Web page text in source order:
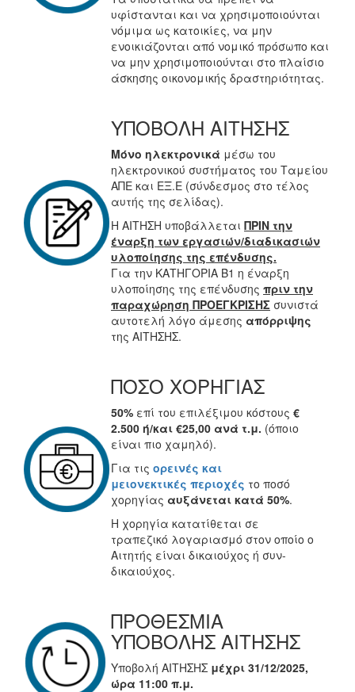
υφίστανται και να χρησιμοποιούνται
νόμιμα ως κατοικίες, να μην
ενοικιάζονται από νομικό πρόσωπο και
να μην χρησιμοποιούνται στο πλαίσιο
άσκησης οικονομικής δραστηριότητας.
ΥΠΟΒΟΛΗ ΑΙΤΗΣΗΣ
Μόνο ηλεκτρονικά μέσω του
ηλεκτρονικού συστήματος του Ταμείου
ΑΠΕ και ΕΞ.Ε (σύνδεσμος στο τέλος
αυτής της σελίδας).
Η ΑΙΤΗΣΗ υποβάλλεται ΠΡΙΝ την
έναρξη των εργασιών/διαδικασιών
υλοποίησης της επένδυσης.
Για την ΚΑΤΗΓΟΡΙΑ Β1 η έναρξη
υλοποίησης της επένδυσης πριν την
παραχώρηση ΠΡΟΕΓΚΡΙΣΗΣ συνιστά
αυτοτελή λόγο άμεσης απόρριψης
της ΑΙΤΗΣΗΣ.
ΠΟΣΟ ΧΟΡΗΓΙΑΣ
50% επί του επιλέξιμου κόστους €
2.500 ή/και €25,00 ανά τ.μ. (όποιο
είναι πιο χαμηλό).
Για τις ορεινές και
μειονεκτικές περιοχές το ποσό
χορηγίας αυξάνεται κατά 50%.
Η χορηγία κατατίθεται σε
τραπεζικό λογαριασμό στον οποίο ο
Αιτητής είναι δικαιούχος ή συν-
δικαιούχος.
ΠΡΟΘΕΣΜΙΑ
ΥΠΟΒΟΛΗΣ ΑΙΤΗΣΗΣ
Υποβολή ΑΙΤΗΣΗΣ μέχρι 31/12/2025,
ώρα 11:00 π.μ.